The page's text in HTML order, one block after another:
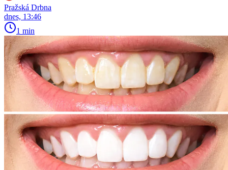
Pražská Drbna
dnes, 13:46
1 min